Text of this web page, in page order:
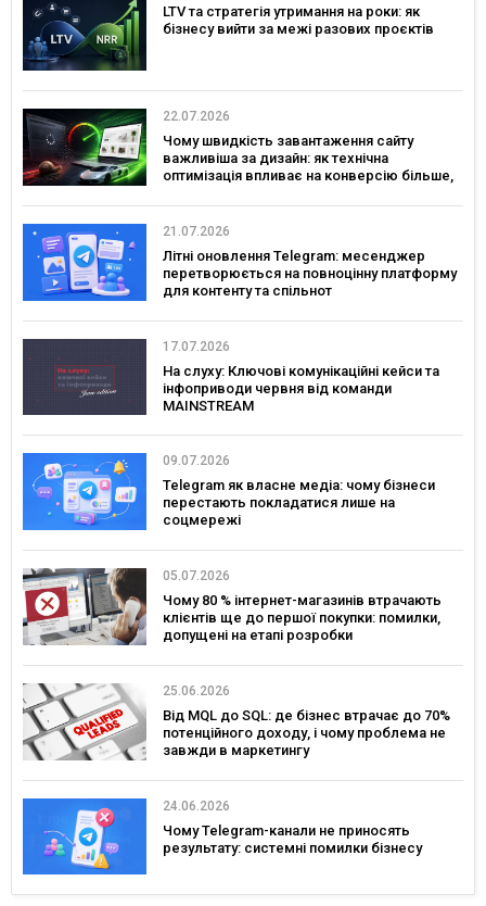
LTV та стратегія утримання на роки: як
бізнесу вийти за межі разових проєктів
22.07.2026
Чому швидкість завантаження сайту
важливіша за дизайн: як технічна
оптимізація впливає на конверсію більше,
21.07.2026
Літні оновлення Telegram: месенджер
перетворюється на повноцінну платформу
для контенту та спільнот
17.07.2026
На слуху: Ключові комунікаційні кейси та
інфоприводи червня від команди
MAINSTREAM
09.07.2026
Telegram як власне медіа: чому бізнеси
перестають покладатися лише на
соцмережі
05.07.2026
Чому 80 % інтернет-магазинів втрачають
клієнтів ще до першої покупки: помилки,
допущені на етапі розробки
25.06.2026
Від MQL до SQL: де бізнес втрачає до 70%
потенційного доходу, і чому проблема не
завжди в маркетингу
24.06.2026
Чому Telegram-канали не приносять
результату: системні помилки бізнесу